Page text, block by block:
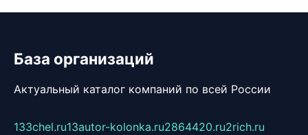
База организаций
Актуальный каталог компаний по всей России
133chel.ru13autor-kolonka.ru2864420.ru2rich.ru